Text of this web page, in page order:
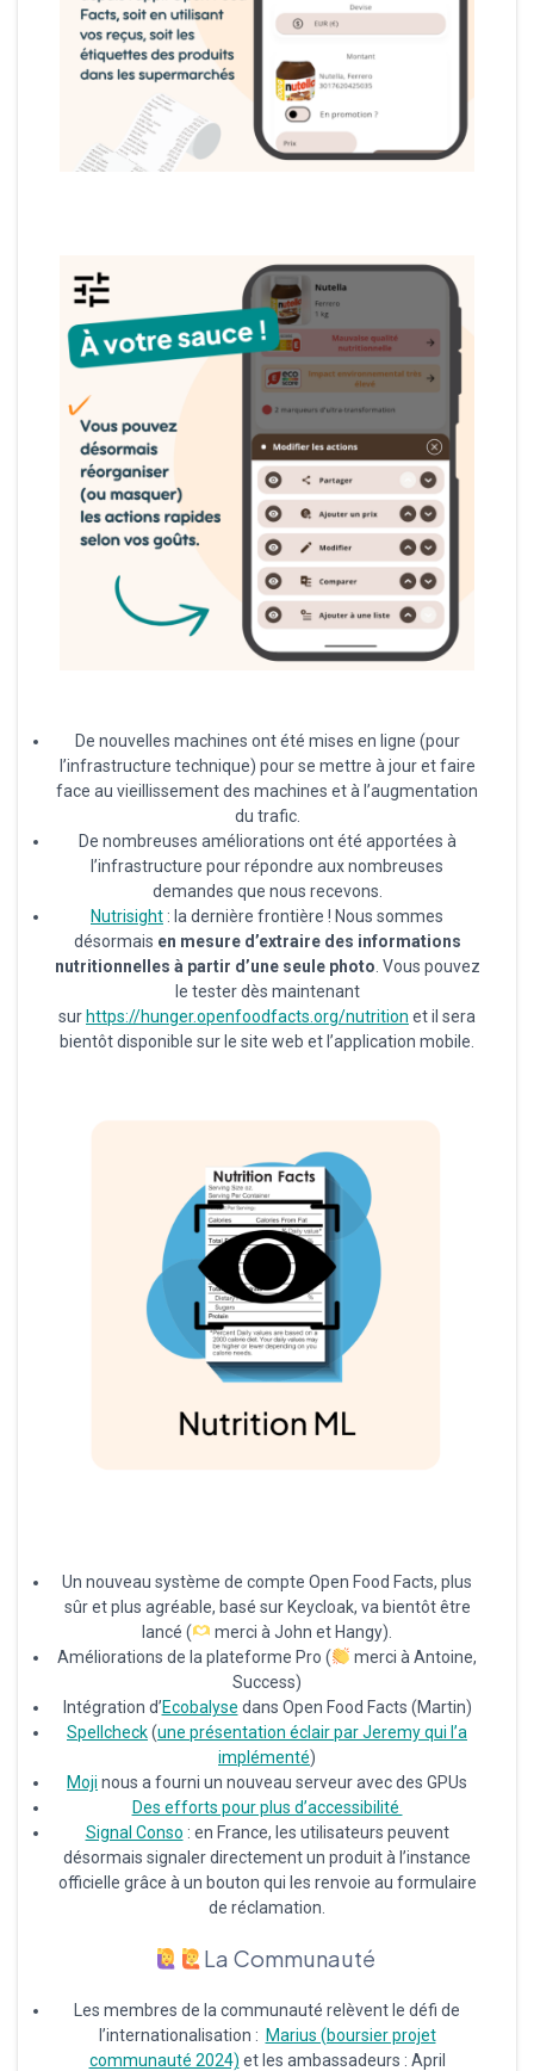
De nouvelles machines ont été mises en ligne (pour
l’infrastructure technique) pour se mettre à jour et faire
face au vieillissement des machines et à l’augmentation
du trafic.
De nombreuses améliorations ont été apportées à
l’infrastructure pour répondre aux nombreuses
demandes que nous recevons.
Nutrisight : la dernière frontière ! Nous sommes
désormais en mesure d’extraire des informations
nutritionnelles à partir d’une seule photo . Vous pouvez
le tester dès maintenant
sur https://hunger.openfoodfacts.org/nutrition et il sera
bientôt disponible sur le site web et l’application mobile.
Un nouveau système de compte Open Food Facts, plus
sûr et plus agréable, basé sur Keycloak, va bientôt être
lancé (
merci à John et Hangy).
Améliorations de la plateforme Pro (
merci à Antoine,
Success)
Intégration d’Ecobalyse dans Open Food Facts (Martin)
Spellcheck(une présentation éclair par Jeremy qui l’a
implémenté)
Moji nous a fourni un nouveau serveur avec des GPUs
Des efforts pour plus d’accessibilité
Signal Conso : en France, les utilisateurs peuvent
désormais signaler directement un produit à l’instance
officielle grâce à un bouton qui les renvoie au formulaire
de réclamation.
La Communauté
Les membres de la communauté relèvent le défi de
l’internationalisation : Marius (boursier projet
communauté 2024) et les ambassadeurs : April